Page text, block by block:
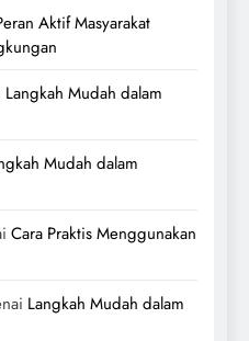
Aktif Masyarakat
Langkah Mudah dalam
Mudah dalam
Cara Praktis Menggunakan
Langkah Mudah dalam